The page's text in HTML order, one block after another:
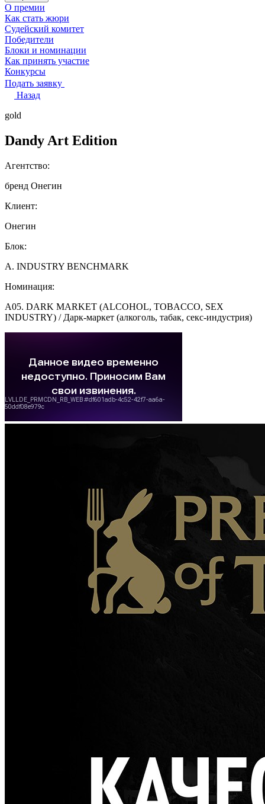
О премии
Как стать жюри
Судейский комитет
Победители
Блоки и номинации
Как принять участие
Конкурсы
Подать заявку
Назад
gold
Dandy Art Edition
Агентство:
бренд Онегин
Клиент:
Онегин
Блок:
A. INDUSTRY BENCHMARK
Номинация:
A05. DARK MARKET (ALCOHOL, TOBACCO, SEX
INDUSTRY) / Дарк-маркет (алкоголь, табак, секс-индустрия)